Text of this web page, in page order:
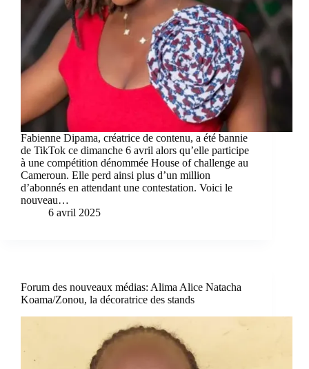
Fabienne Dipama, créatrice de contenu, a été bannie
de TikTok ce dimanche 6 avril alors qu’elle participe
à une compétition dénommée House of challenge au
Cameroun. Elle perd ainsi plus d’un million
d’abonnés en attendant une contestation. Voici le
nouveau…
6 avril 2025
Forum des nouveaux médias: Alima Alice Natacha
Koama/Zonou, la décoratrice des stands